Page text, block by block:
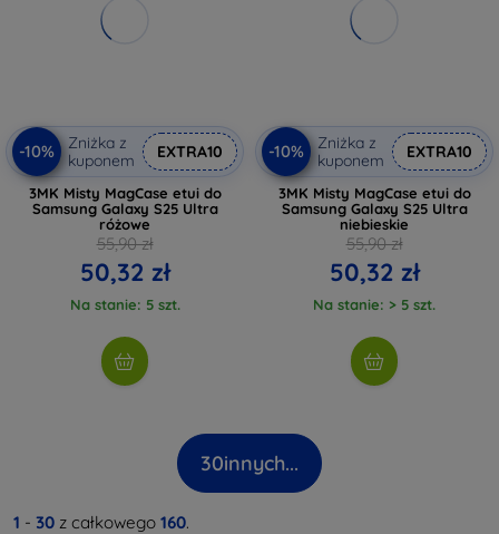
-10%
Zniżka z
kuponem
EXTRA10
3MK Misty MagCase etui do
Samsung Galaxy S25 Ultra
różowe
55,90 zł
50,32 zł
Na stanie: 5 szt.
-10%
Zniżka z
kuponem
EXTRA10
3MK Misty MagCase etui do
Samsung Galaxy S25 Ultra
niebieskie
55,90 zł
50,32 zł
Na stanie: > 5 szt.
30innych...
1 - 30 z całkowego 160.